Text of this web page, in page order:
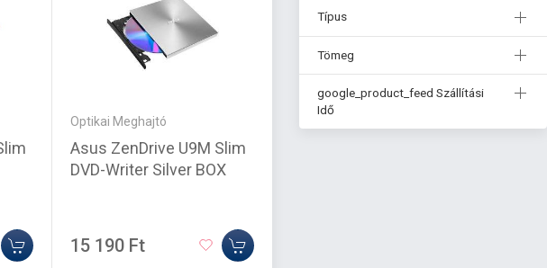
Optikai Meghajtó
Asus ZenDrive U9M Slim
DVD-Writer Silver BOX
15 190 Ft
Típus
Tömeg
google_product_feed Szállítási
Idő